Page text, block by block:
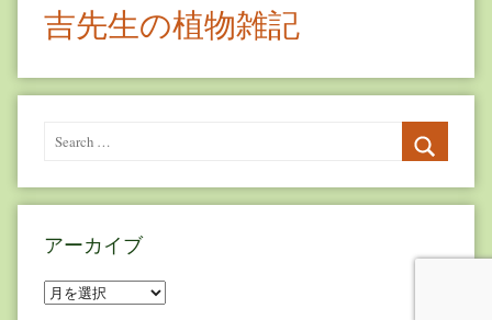
吉先生の植物雑記
Search
アーカイブ
ア